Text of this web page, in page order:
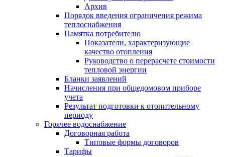
Архив
Порядок введения ограничения режима
теплоснабжения
Памятка потребителю
Показатели, характеризующие
качество отопления
Руководство о перерасчете стоимости
тепловой энергии
Бланки заявлений
Начисления при общедомовом приборе
учета
Результат подготовки к отопительному
периоду
Горячее водоснабжение
Договорная работа
Типовые формы договоров
Тарифы